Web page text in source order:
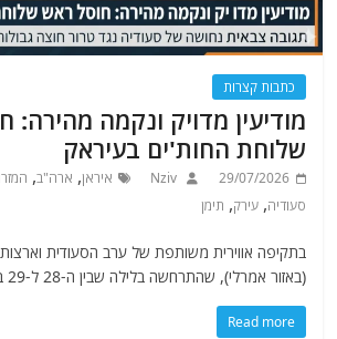
כתבות קצרות
מודיעין מדויק ונקמה מהירה:
שלוחת החות'ים בעיראק
29/07/2026
Nziv איראן, ארה"ב,
סעודיה,עירק, תימן
בתקיפה אווירית משותפת של ערב הסעודית
(באזור אמרלי), שהתרחשה בלילה שבין ה-28 ל-29 ביולי 2026, חוסל
Read more